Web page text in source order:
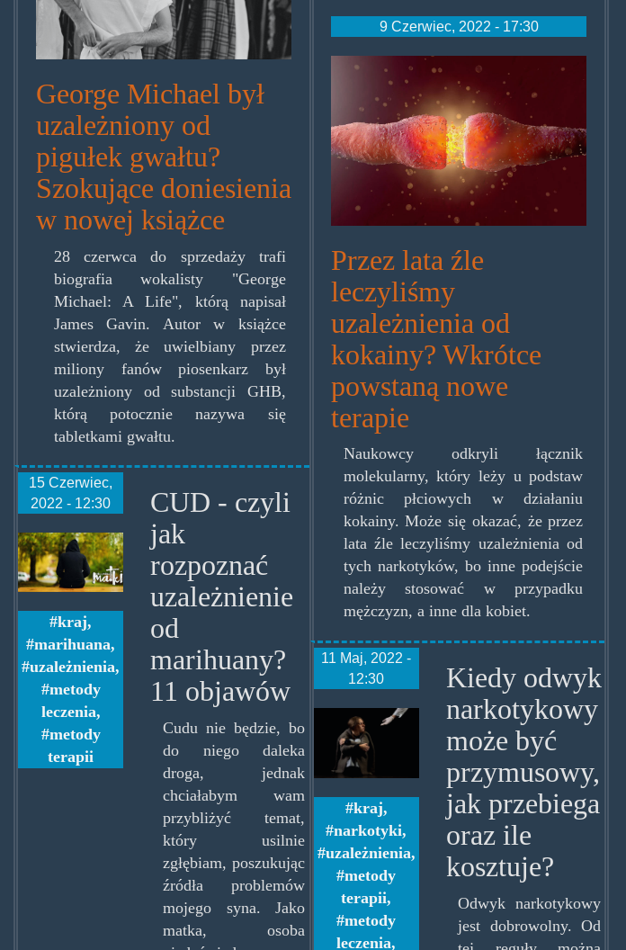
George Michael był
uzależniony od
pigułek gwałtu?
Szokujące doniesienia
w nowej książce
28 czerwca do sprzedaży trafi
biografia wokalisty "George
Michael: A Life", którą napisał
James Gavin. Autor w książce
stwierdza, że uwielbiany przez
miliony fanów piosenkarz był
uzależniony od substancji GHB,
którą potocznie nazywa się
tabletkami gwałtu.
15 Czerwiec,
2022 - 12:30
kartki.jpg
kraj,
marihuana,
uzależnienia,
metody
leczenia,
metody
terapii
CUD - czyli
jak
rozpoznać
uzależnienie
od
marihuany?
11 objawów
Cudu nie będzie, bo
do niego daleka
droga, jednak
chciałabym wam
przybliżyć temat,
który usilnie
zgłębiam, poszukując
źródła problemów
mojego syna. Jako
matka, osoba
9 Czerwiec, 2022 - 17:30
kokoreceptor.jpg
Przez lata źle
leczyliśmy
uzależnienia od
kokainy? Wkrótce
powstaną nowe
terapie
Naukowcy odkryli łącznik
molekularny, który leży u podstaw
różnic płciowych w działaniu
kokainy. Może się okazać, że przez
lata źle leczyliśmy uzależnienia od
tych narkotyków, bo inne podejście
należy stosować w przypadku
mężczyzn, a inne dla kobiet.
11 Maj, 2022 -
12:30
detoks-
narkotykowy.jpg
kraj,
narkotyki,
uzależnienia,
metody
terapii,
metody
leczenia,
Kiedy odwyk
narkotykowy
może być
przymusowy,
jak przebiega
oraz ile
kosztuje?
Odwyk narkotykowy
jest dobrowolny. Od